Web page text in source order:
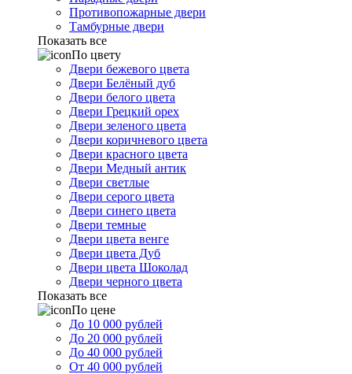
Противопожарные двери
Тамбурные двери
Показать все
По цвету
Двери бежевого цвета
Двери Белёный дуб
Двери белого цвета
Двери Грецкий орех
Двери зеленого цвета
Двери коричневого цвета
Двери красного цвета
Двери Медный антик
Двери светлые
Двери серого цвета
Двери синего цвета
Двери темные
Двери цвета венге
Двери цвета Дуб
Двери цвета Шоколад
Двери черного цвета
Показать все
По цене
До 10 000 рублей
До 20 000 рублей
До 40 000 рублей
От 40 000 рублей